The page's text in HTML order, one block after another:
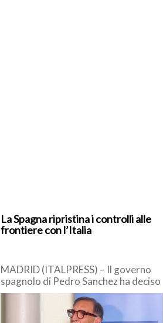
La Spagna ripristina i controlli alle
frontiere con l’Italia
MADRID (ITALPRESS) – Il governo
spagnolo di Pedro Sanchez ha deciso
di reintrodurre “temporaneamente” i
controlli alle frontiere interne, nei […]